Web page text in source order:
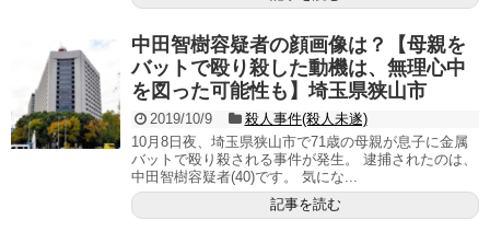
中田智樹容疑者の顔画像は？【母親を
バットで殴り殺した動機は、無理心中
を図った可能性も】埼玉県狭山市
2019/10/9
殺人事件(殺人未遂)
10月8日夜、埼玉県狭山市で71歳の母親が息子に金属
バットで殴り殺される事件が発生。 逮捕されたのは、
中田智樹容疑者(40)です。 気にな...
記事を読む